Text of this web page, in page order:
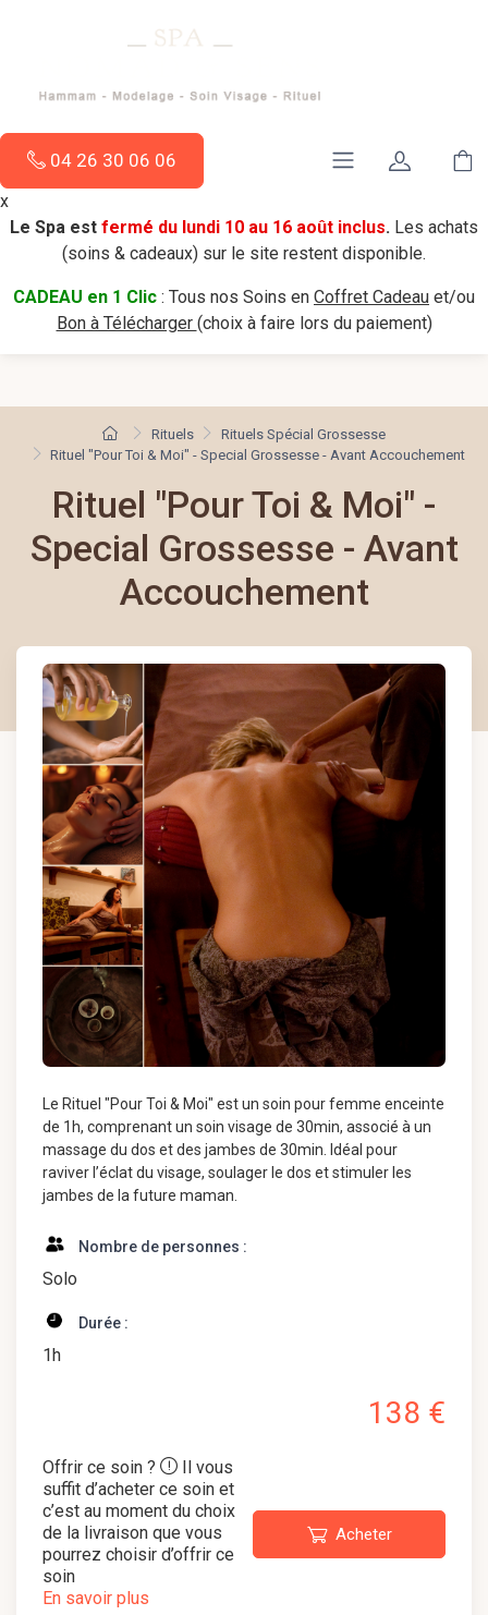
04 26 30 06 06
x
Le Spa est fermé du lundi 10 au 16 août inclus. Les achats
(soins & cadeaux) sur le site restent disponible.
CADEAU en 1 Clic : Tous nos Soins en Coffret Cadeau et/ou
Bon à Télécharger (choix à faire lors du paiement)
Rituels
Rituels Spécial Grossesse
Rituel "Pour Toi & Moi" - Special Grossesse - Avant Accouchement
Rituel "Pour Toi & Moi" -
Special Grossesse - Avant
Accouchement
Le Rituel "Pour Toi & Moi" est un soin pour femme enceinte
de 1h, comprenant un soin visage de 30min, associé à un
massage du dos et des jambes de 30min. Idéal pour
raviver l’éclat du visage, soulager le dos et stimuler les
jambes de la future maman.
Nombre de personnes :
Solo
Durée :
1h
138 €
Offrir ce soin ?
Il vous
suffit d’acheter ce soin et
c’est au moment du choix
de la livraison que vous
pourrez choisir d’offrir ce
soin
En savoir plus
Acheter